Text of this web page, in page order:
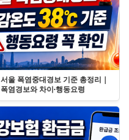
서울 폭염중대경보 기준 총정리｜
폭염경보와 차이·행동요령